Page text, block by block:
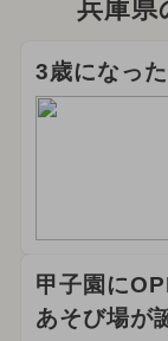
2026年2月
2025年1月
2026年4月
2024年9月
2025年2月
兵庫県
3歳になっ
甲子園に
あそび場が